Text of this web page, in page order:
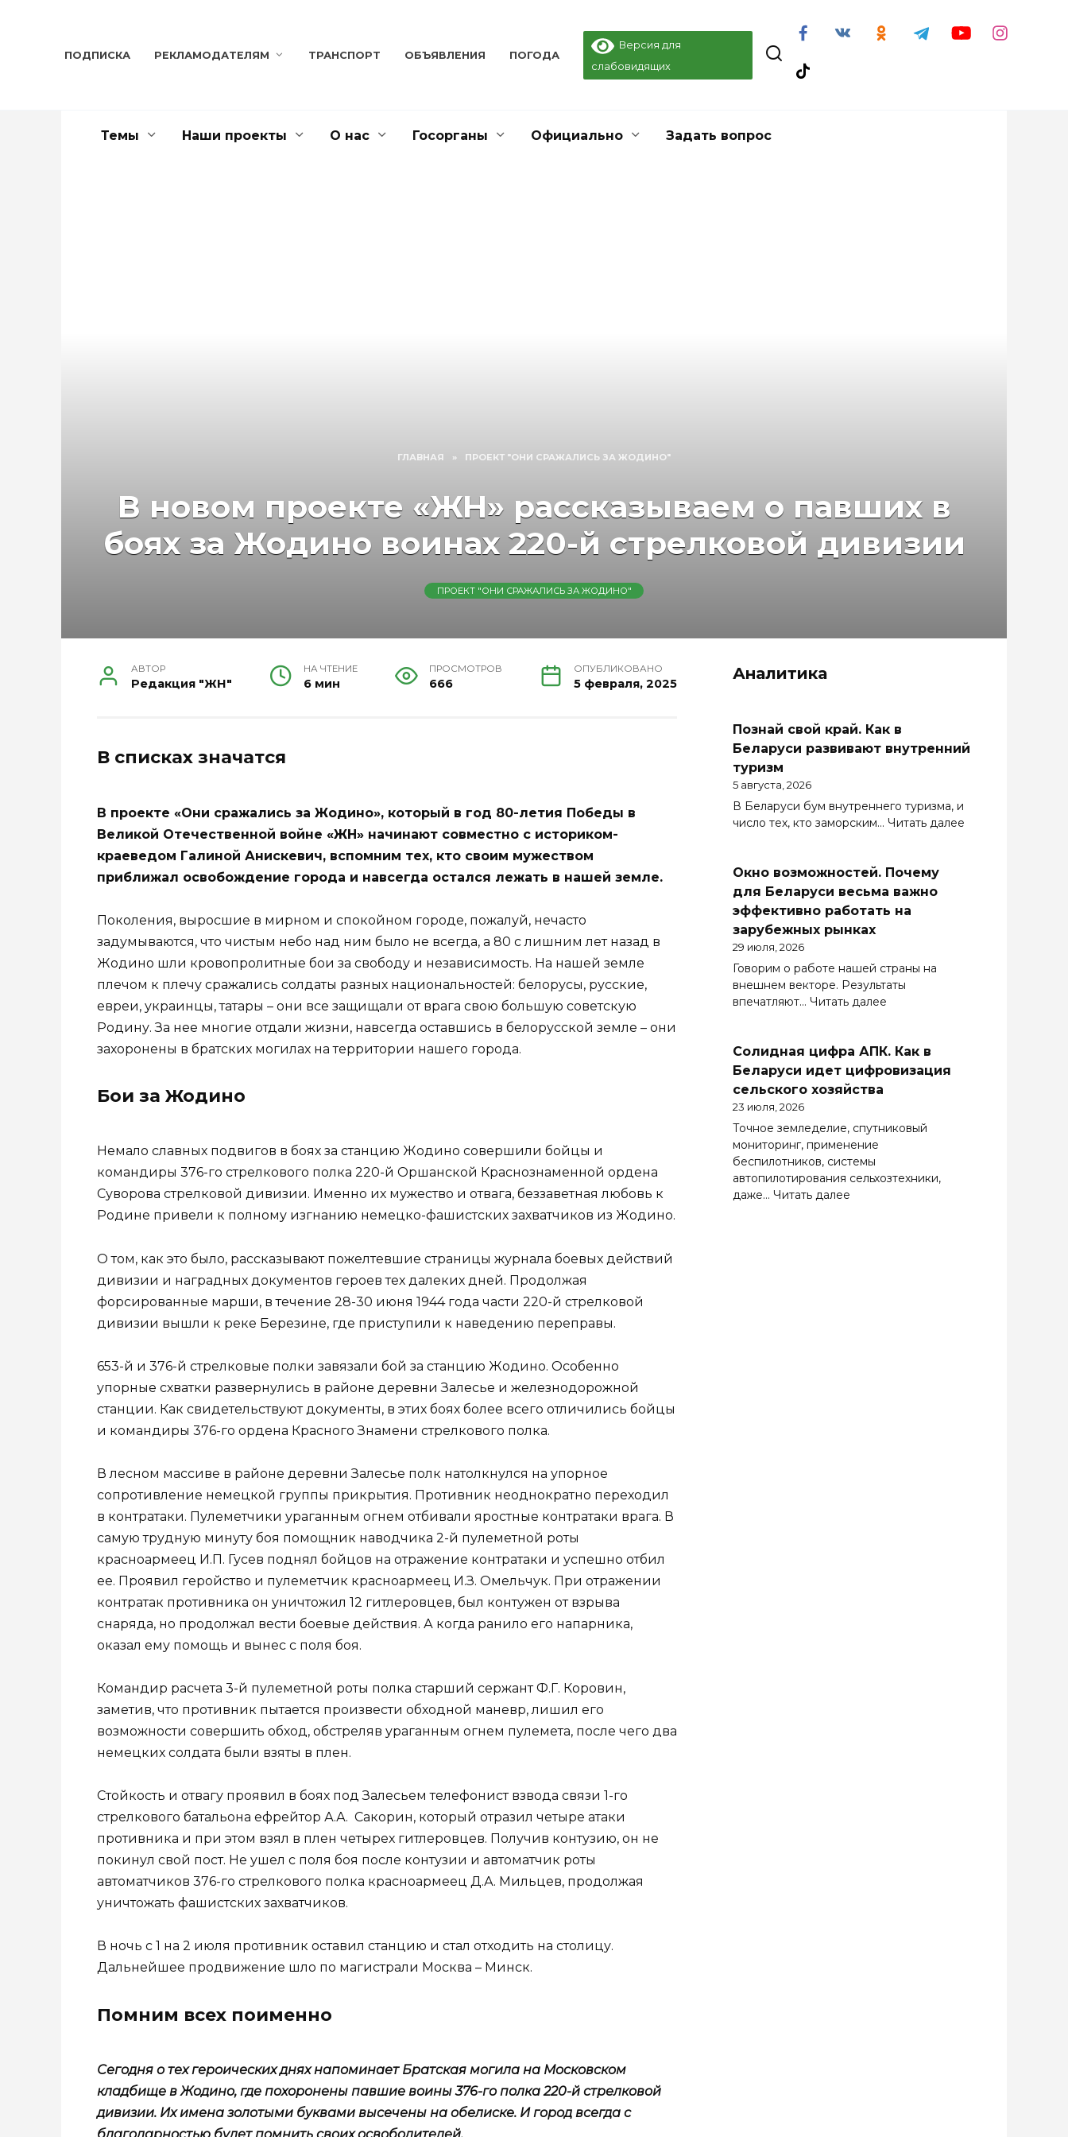
ПОДПИСКА РЕКЛАМОДАТЕЛЯМ ТРАНСПОРТ ОБЪЯВЛЕНИЯ ПОГОДА
Версия для
слабовидящих
Темы Наши проекты О нас Госорганы Официально Задать вопрос
ГЛАВНАЯ » ПРОЕКТ "ОНИ СРАЖАЛИСЬ ЗА ЖОДИНО"
В новом проекте «ЖН» рассказываем о павших в
боях за Жодино воинах 220-й стрелковой дивизии
ПРОЕКТ "ОНИ СРАЖАЛИСЬ ЗА ЖОДИНО"
АВТОР
Редакция "ЖН"
НА ЧТЕНИЕ
6 мин
ПРОСМОТРОВ
666
ОПУБЛИКОВАНО
5 февраля, 2025
В списках значатся
В проекте «Они сражались за Жодино», который в год 80-летия Победы в
Великой Отечественной войне «ЖН» начинают совместно с историком-
краеведом Галиной Анискевич, вспомним тех, кто своим мужеством
приближал освобождение города и навсегда остался лежать в нашей земле.
Поколения, выросшие в мирном и спокойном городе, пожалуй, нечасто
задумываются, что чистым небо над ним было не всегда, а 80 с лишним лет назад в
Жодино шли кровопролитные бои за свободу и независимость. На нашей земле
плечом к плечу сражались солдаты разных национальностей: белорусы, русские,
евреи, украинцы, татары – они все защищали от врага свою большую советскую
Родину. За нее многие отдали жизни, навсегда оставшись в белорусской земле – они
захоронены в братских могилах на территории нашего города.
Бои за Жодино
Немало славных подвигов в боях за станцию Жодино совершили бойцы и
командиры 376-го стрелкового полка 220-й Оршанской Краснознаменной ордена
Суворова стрелковой дивизии. Именно их мужество и отвага, беззаветная любовь к
Родине привели к полному изгнанию немецко-фашистских захватчиков из Жодино.
О том, как это было, рассказывают пожелтевшие страницы журнала боевых действий
дивизии и наградных документов героев тех далеких дней. Продолжая
форсированные марши, в течение 28-30 июня 1944 года части 220-й стрелковой
дивизии вышли к реке Березине, где приступили к наведению переправы.
653-й и 376-й стрелковые полки завязали бой за станцию Жодино. Особенно
упорные схватки развернулись в районе деревни Залесье и железнодорожной
станции. Как свидетельствуют документы, в этих боях более всего отличились бойцы
и командиры 376-го ордена Красного Знамени стрелкового полка.
В лесном массиве в районе деревни Залесье полк натолкнулся на упорное
сопротивление немецкой группы прикрытия. Противник неоднократно переходил
в контратаки. Пулеметчики ураганным огнем отбивали яростные контратаки врага. В
самую трудную минуту боя помощник наводчика 2-й пулеметной роты
красноармеец И.П. Гусев поднял бойцов на отражение контратаки и успешно отбил
ее. Проявил геройство и пулеметчик красноармеец И.З. Омельчук. При отражении
контратак противника он уничтожил 12 гитлеровцев, был контужен от взрыва
снаряда, но продолжал вести боевые действия. А когда ранило его напарника,
оказал ему помощь и вынес с поля боя.
Командир расчета 3-й пулеметной роты полка старший сержант Ф.Г. Коровин,
заметив, что противник пытается произвести обходной маневр, лишил его
возможности совершить обход, обстреляв ураганным огнем пулемета, после чего два
немецких солдата были взяты в плен.
Стойкость и отвагу проявил в боях под Залесьем телефонист взвода связи 1-го
стрелкового батальона ефрейтор А.А. Сакорин, который отразил четыре атаки
противника и при этом взял в плен четырех гитлеровцев. Получив контузию, он не
покинул свой пост. Не ушел с поля боя после контузии и автоматчик роты
автоматчиков 376-го стрелкового полка красноармеец Д.А. Мильцев, продолжая
уничтожать фашистских захватчиков.
В ночь с 1 на 2 июля противник оставил станцию и стал отходить на столицу.
Дальнейшее продвижение шло по магистрали Москва – Минск.
Помним всех поименно
Сегодня о тех героических днях напоминает Братская могила на Московском
кладбище в Жодино, где похоронены павшие воины 376-го полка 220-й стрелковой
дивизии. Их имена золотыми буквами высечены на обелиске. И город всегда с
Аналитика
Познай свой край. Как в
Беларуси развивают внутренний
туризм
5 августа, 2026
В Беларуси бум внутреннего туризма, и
число тех, кто заморским… Читать далее
Окно возможностей. Почему
для Беларуси весьма важно
эффективно работать на
зарубежных рынках
29 июля, 2026
Говорим о работе нашей страны на
внешнем векторе. Результаты
впечатляют… Читать далее
Почему
для
эффективно
зарубежных
Солидная цифра АПК. Как в
Беларуси идет цифровизация
сельского хозяйства
23 июля, 2026
Точное земледелие, спутниковый
мониторинг, применение
беспилотников, системы
автопилотирования сельхозтехники,
даже… Читать далее